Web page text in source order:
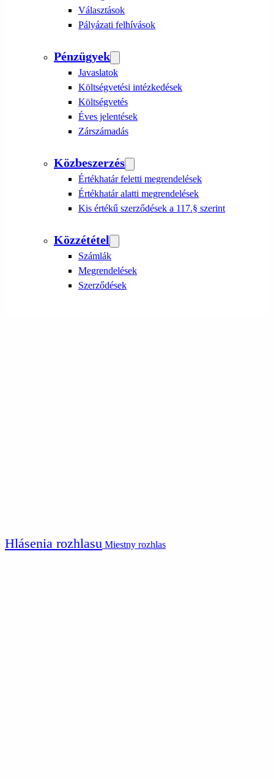
Választások
Pályázati felhívások
Pénzügyek
Javaslatok
Költségvetési intézkedések
Költségvetés
Éves jelentések
Zárszámadás
Közbeszerzés
Értékhatár feletti megrendelések
Értékhatár alatti megrendelések
Kis értékű szerződések a 117.§ szerint
Közzététel
Számlák
Megrendelések
Szerződések
Hlásenia rozhlasu Miestny rozhlas